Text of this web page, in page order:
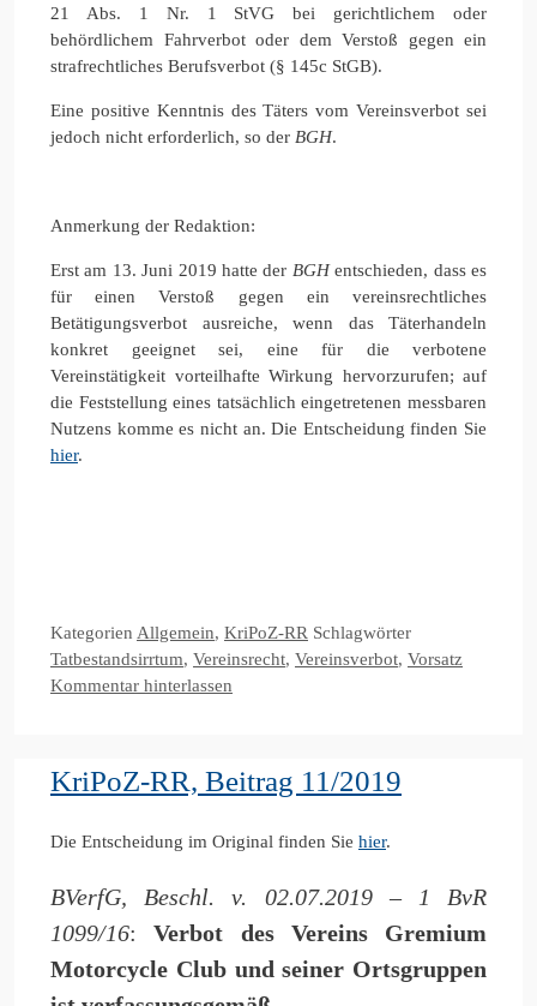
21 Abs. 1 Nr. 1 StVG bei gerichtlichem oder
behördlichem Fahrverbot oder dem Verstoß gegen ein
strafrechtliches Berufsverbot (§ 145c StGB).
Eine positive Kenntnis des Täters vom Vereinsverbot sei
jedoch nicht erforderlich, so der BGH.
Anmerkung der Redaktion:
Erst am 13. Juni 2019 hatte der BGHentschieden, dass es
für einen Verstoß gegen ein vereinsrechtliches
Betätigungsverbot ausreiche, wenn das Täterhandeln
konkret geeignet sei, eine für die verbotene
Vereinstätigkeit vorteilhafte Wirkung hervorzurufen; auf
die Feststellung eines tatsächlich eingetretenen messbaren
Nutzens komme es nicht an. Die Entscheidung finden Sie
hier.
Kategorien Allgemein, KriPoZ-RR Schlagwörter
Tatbestandsirrtum, Vereinsrecht, Vereinsverbot, Vorsatz
Kommentar hinterlassen
KriPoZ-RR, Beitrag 11/2019
Die Entscheidung im Original finden Sie hier.
BVerfG, Beschl. v. 02.07.2019 – 1 BvR
1099/16:Verbot des Vereins Gremium
Motorcycle Club und seiner Ortsgruppen